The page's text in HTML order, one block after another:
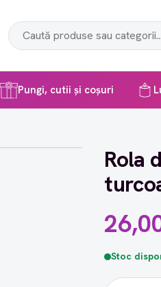
Pungi, cutii și coșuri
Rola
Stoc